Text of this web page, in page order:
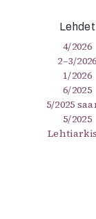
Lehdet
4/2026
2–3/2026
1/2026
6/2025
5/2025
5/2025